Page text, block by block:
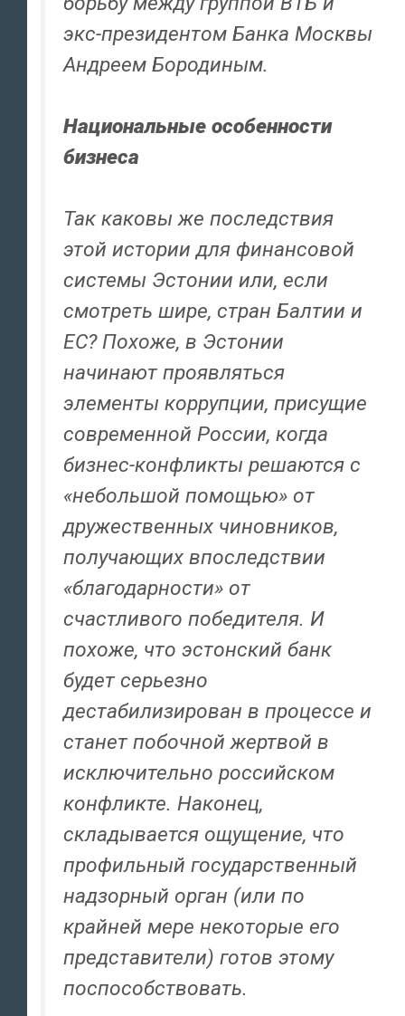
экс-президентом Банка Москвы
Андреем Бородиным.
Национальные особенности
бизнеса
Так каковы же последствия
этой истории для финансовой
системы Эстонии или, если
смотреть шире, стран Балтии и
ЕС? Похоже, в Эстонии
начинают проявляться
элементы коррупции, присущие
современной России, когда
бизнес-конфликты решаются с
«небольшой помощью» от
дружественных чиновников,
получающих впоследствии
«благодарности» от
счастливого победителя. И
похоже, что эстонский банк
будет серьезно
дестабилизирован в процессе и
станет побочной жертвой в
исключительно российском
конфликте. Наконец,
складывается ощущение, что
профильный государственный
надзорный орган (или по
крайней мере некоторые его
представители) готов этому
поспособствовать.